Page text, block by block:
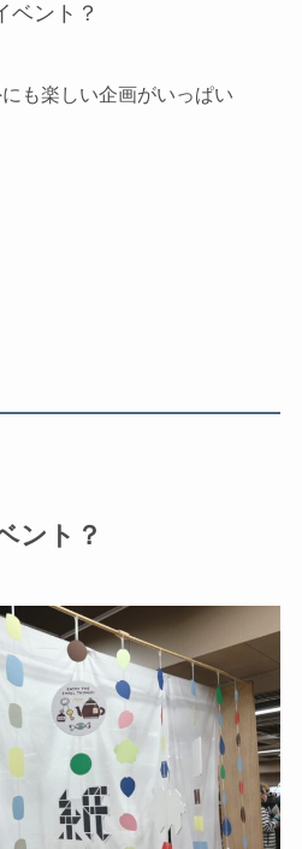
ベント？
も楽しい企画がいっぱい
ント？